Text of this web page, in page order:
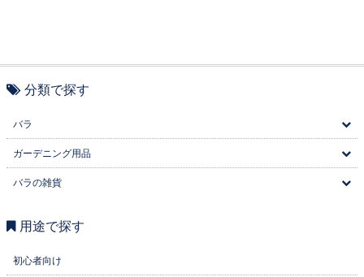
分類で探す
バラ
ガーデニング用品
バラの雑貨
用途で探す
初心者向け